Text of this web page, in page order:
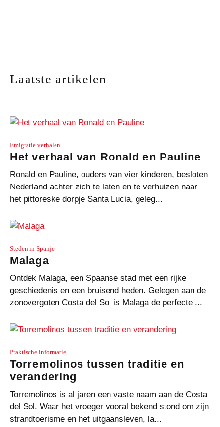
Laatste artikelen
Emigratie verhalen
Het verhaal van Ronald en Pauline
Ronald en Pauline, ouders van vier kinderen, besloten
Nederland achter zich te laten en te verhuizen naar
het pittoreske dorpje Santa Lucia, geleg...
Steden in Spanje
Malaga
Ontdek Malaga, een Spaanse stad met een rijke
geschiedenis en een bruisend heden. Gelegen aan de
zonovergoten Costa del Sol is Malaga de perfecte ...
Praktische informatie
Torremolinos tussen traditie en
verandering
Torremolinos is al jaren een vaste naam aan de Costa
del Sol. Waar het vroeger vooral bekend stond om zijn
strandtoerisme en het uitgaansleven, la...